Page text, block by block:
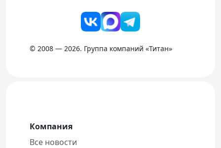
© 2008 — 2026. Группа компаний «Титан»
Компания
Все новости